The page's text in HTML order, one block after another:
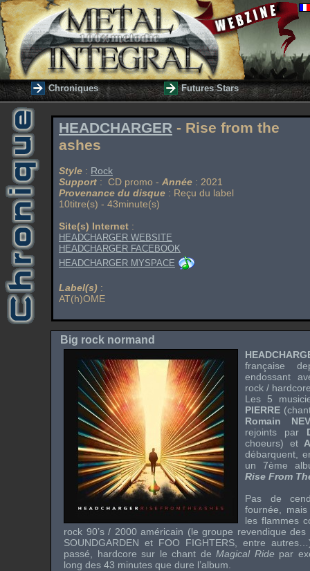
Chroniques Futures Stars
HEADCHARGER - Rise from the
ashes
Style : Rock
Support : CD promo - Année : 2021
Provenance du disque : Reçu du label
10titre(s) - 43minute(s)
Site(s) Internet :
HEADCHARGER WEBSITE
HEADCHARGER FACEBOOK
HEADCHARGER MYSPACE
Label(s) :
AT(h)OME
Big rock normand
française
endossant
rock /
Les 5
PIERRE
Romain
rejoints par
choeurs) et
débarquent,
un 7ème
Rise From
Pas de
fournée,
les flammes
rock 90’s / 2000 américain (le groupe revendique
SOUNDGARDEN et FOO FIGHTERS , entre
passé, hardcore sur le chant de Magical Ride par
long des 43 minutes que dure l’album.